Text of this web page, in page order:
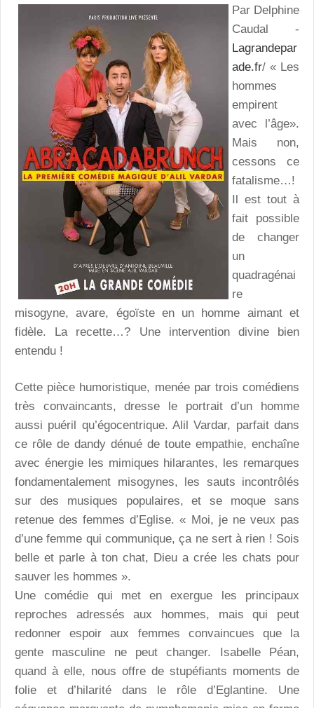
Par Delphine
Caudal -
Lagrandepar
ade.fr/ « Les
hommes
empirent
avec l’âge».
Mais non,
cessons ce
fatalisme…!
Il est tout à
fait possible
de changer
un
quadragénai
re
misogyne, avare, égoïste en un homme aimant et
fidèle. La recette…? Une intervention divine bien
entendu !
Cette pièce humoristique, menée par trois comédiens
très convaincants, dresse le portrait d’un homme
aussi puéril qu’égocentrique. Alil Vardar, parfait dans
ce rôle de dandy dénué de toute empathie, enchaîne
avec énergie les mimiques hilarantes, les remarques
fondamentalement misogynes, les sauts incontrôlés
sur des musiques populaires, et se moque sans
retenue des femmes d’Eglise. « Moi, je ne veux pas
d’une femme qui communique, ça ne sert à rien ! Sois
belle et parle à ton chat, Dieu a crée les chats pour
sauver les hommes ».
Une comédie qui met en exergue les principaux
reproches adressés aux hommes, mais qui peut
redonner espoir aux femmes convaincues que la
gente masculine ne peut changer. Isabelle Péan,
quand à elle, nous offre de stupéfiants moments de
folie et d’hilarité dans le rôle d’Eglantine. Une